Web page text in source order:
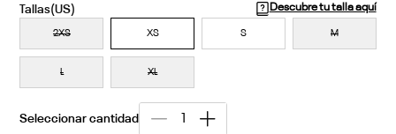
Descubre tu talla aquí
2XS XS S M
L XL